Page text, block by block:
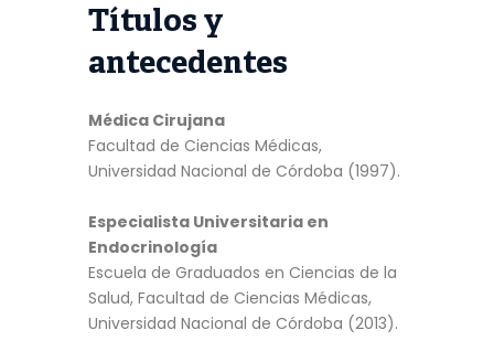
Títulos y
antecedentes
Médica Cirujana
Facultad de Ciencias Médicas,
Universidad Nacional de Córdoba (1997).
Especialista Universitaria en
Endocrinología
Escuela de Graduados en Ciencias de la
Salud, Facultad de Ciencias Médicas,
Universidad Nacional de Córdoba (2013).